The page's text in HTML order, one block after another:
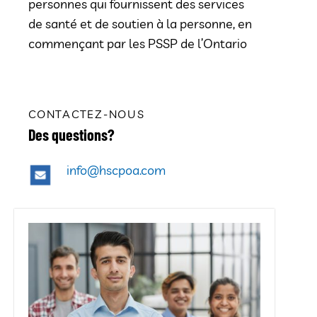
personnes qui fournissent des services
de santé et de soutien à la personne, en
commençant par les PSSP de l’Ontario
CONTACTEZ-NOUS
Des questions?
info@hscpoa.com